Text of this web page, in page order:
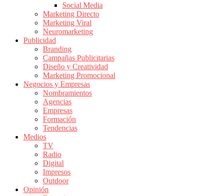
Publicidad
Colombia
Magazine
Publicidad
Marketing
Noticias
Actualidad
Mercadeo
Colombia
Social Media
Marketing Directo
Marketing Viral
Neuromarketing
Publicidad
Branding
Campañas Publicitarias
Diseño y Creatividad
Marketing Promocional
Negocios y Empresas
Nombramientos
Agencias
Empresas
Formación
Tendencias
Medios
TV
Radio
Digital
Impresos
Outdoor
Opinión